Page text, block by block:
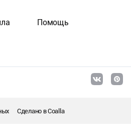
Помощь
Сделано вCoalla